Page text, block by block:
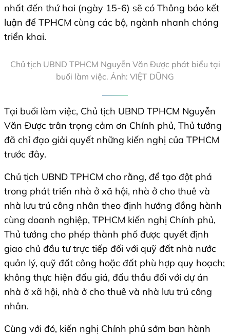
nhất đến thứ hai (ngày 15-6) sẽ có Thông báo kết
luận để TPHCM cùng các bộ, ngành nhanh chóng
triển khai.
Chủ tịch UBND TPHCM Nguyễn Văn Được phát biểu tại
buổi làm việc. Ảnh: VIỆT DŨNG
Tại buổi làm việc, Chủ tịch UBND TPHCM Nguyễn
Văn Được trân trọng cảm ơn Chính phủ, Thủ tướng
đã chỉ đạo giải quyết những kiến nghị của TPHCM
trước đây.
Chủ tịch UBND TPHCM cho rằng, để tạo đột phá
trong phát triển nhà ở xã hội, nhà ở cho thuê và
nhà lưu trú công nhân theo định hướng đồng hành
cùng doanh nghiệp, TPHCM kiến nghị Chính phủ,
Thủ tướng cho phép thành phố được quyết định
giao chủ đầu tư trực tiếp đối với quỹ đất nhà nước
quản lý, quỹ đất công hoặc đất phù hợp quy hoạch;
không thực hiện đấu giá, đấu thầu đối với dự án
nhà ở xã hội, nhà ở cho thuê và nhà lưu trú công
nhân.
Cùng với đó, kiến nghị Chính phủ sớm ban hành